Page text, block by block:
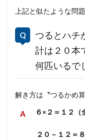
上記と似たような問
つるとハチ
計は２０本
何匹いるで
解き方は〝つるかめ
６×２＝１２（
２０－１２＝８（